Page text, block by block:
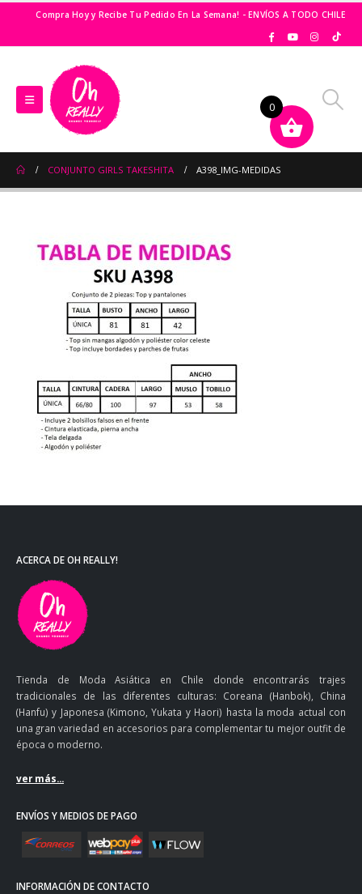
Compra Hoy y Recibe Tu Pedido En La Semana! - ENVÍOS A TODO CHILE
CONJUNTO GIRLS TAKESHITA A398_IMG-MEDIDAS
ACERCA DE OH REALLY!
Tienda de Moda Asiática en Chile donde encontrarás trajes
tradicionales de las diferentes culturas: Coreana (Hanbok), China
(Hanfu) y Japonesa (Kimono, Yukata y Haori) hasta la moda actual con
una gran variedad en accesorios para complementar tu mejor outfit de
época o moderno.
ver más...
ENVÍOS Y MEDIOS DE PAGO
INFORMACIÓN DE CONTACTO
0